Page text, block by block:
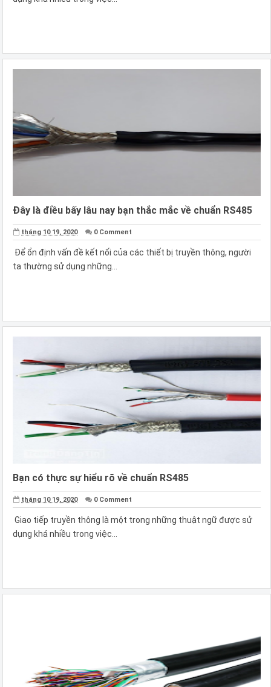
Đây là điều bấy lâu nay bạn thắc mắc về chuẩn RS485
tháng 10 19, 2020 0 Comment
Để ổn định vấn đề kết nối của các thiết bị truyền thông, người
ta thường sử dụng những...
Bạn có thực sự hiểu rõ về chuẩn RS485
tháng 10 19, 2020 0 Comment
Giao tiếp truyền thông là một trong những thuật ngữ được sử
dụng khá nhiều trong việc...